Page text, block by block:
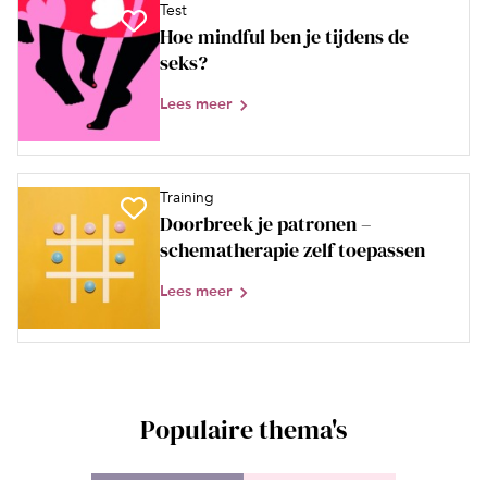
Test
Hoe mindful ben je tijdens de
seks?
Lees meer
Training
Doorbreek je patronen –
schematherapie zelf toepassen
Lees meer
Populaire thema's